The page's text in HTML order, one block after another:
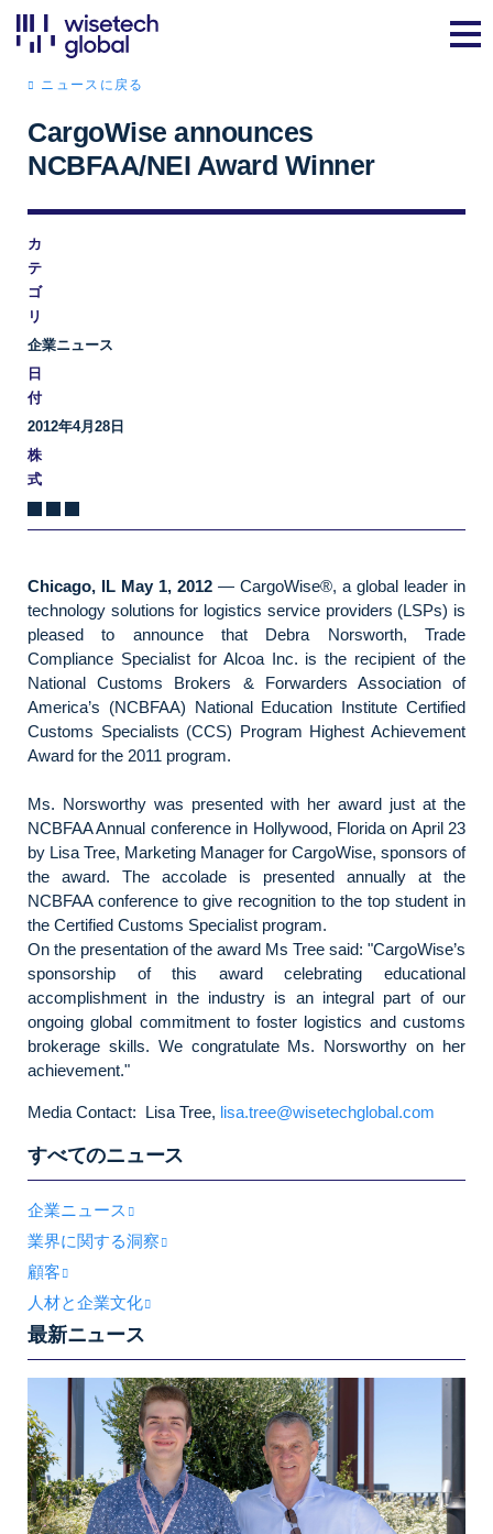
ニュースに戻る
CargoWise announces
NCBFAA/NEI Award Winner
カ
テ
ゴ
リ
企業ニュース
日
付
2012年4月28日
株
式
Chicago, IL May 1, 2012 — CargoWise®, a global leader in
technology solutions for logistics service providers (LSPs) is
pleased to announce that Debra Norsworth, Trade
Compliance Specialist for Alcoa Inc. is the recipient of the
National Customs Brokers & Forwarders Association of
America’s (NCBFAA) National Education Institute Certified
Customs Specialists (CCS) Program Highest Achievement
Award for the 2011 program.
Ms. Norsworthy was presented with her award just at the
NCBFAA Annual conference in Hollywood, Florida on April 23
by Lisa Tree, Marketing Manager for CargoWise, sponsors of
the award. The accolade is presented annually at the
NCBFAA conference to give recognition to the top student in
the Certified Customs Specialist program.
On the presentation of the award Ms Tree said: "CargoWise’s
sponsorship of this award celebrating educational
accomplishment in the industry is an integral part of our
ongoing global commitment to foster logistics and customs
brokerage skills. We congratulate Ms. Norsworthy on her
achievement."
Media Contact: Lisa Tree, lisa.tree@wisetechglobal.com
すべてのニュース
企業ニュース
業界に関する洞察
顧客
人材と企業文化
最新ニュース